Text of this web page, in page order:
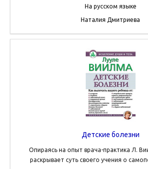
На русском языке
Наталия Дмитриева
Детские болезни
Опираясь на опыт врача-практика Л.
раскрывает суть своего учения о